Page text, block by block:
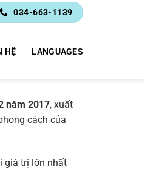
034-663-1139
HỆ LANGUAGES
năm 2017, xuất
cách của
giá trị lớn nhất